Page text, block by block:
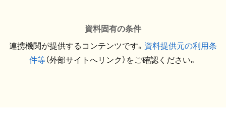
資料固有の条件
連携機関が提供するコンテンツです。 資料提供元の利用条
件等（外部サイトへリンク）をご確認ください。